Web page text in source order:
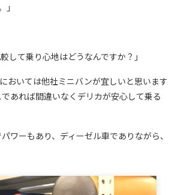
して乗り心地はどうなんですか？」
おいては他社ミニバンが宜しいと思います
あれば間違いなくデリカが安心して乗る
ワーもあり、ディーゼル車でありながら、